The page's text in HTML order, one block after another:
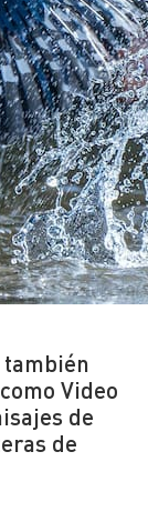
Video
de
de